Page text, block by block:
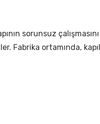
sorunsuz
Fabrika ortamında,